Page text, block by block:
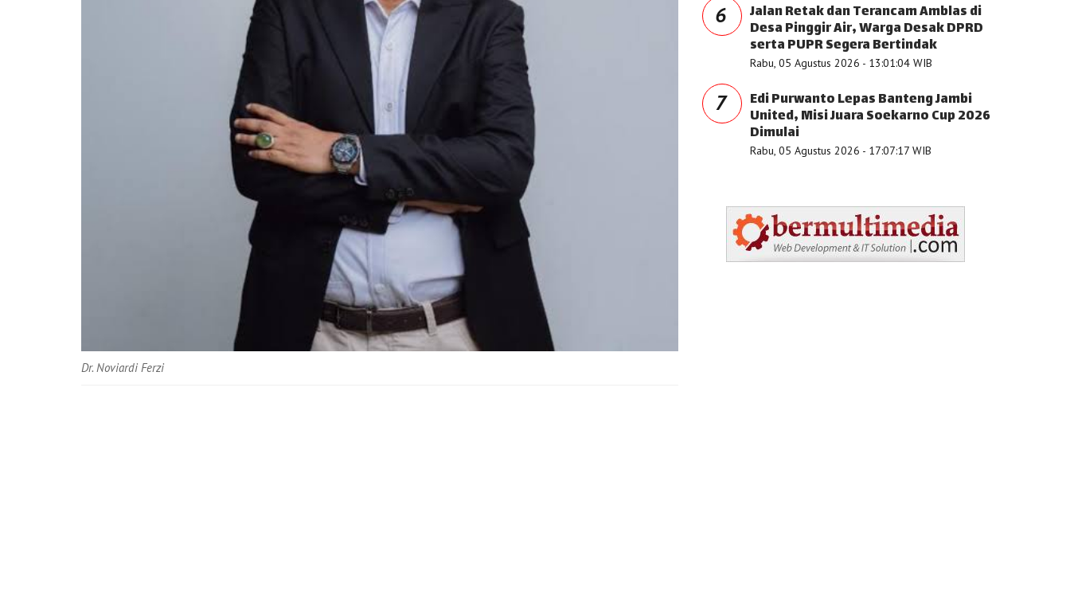
Dr. Noviardi Ferzi
6 Jalan Retak dan Terancam Amblas di
Desa Pinggir Air, Warga Desak DPRD
serta PUPR Segera Bertindak
Rabu, 05 Agustus 2026 - 13:01:04 WIB
7 Edi Purwanto Lepas Banteng Jambi
United, Misi Juara Soekarno Cup 2026
Dimulai
Rabu, 05 Agustus 2026 - 17:07:17 WIB